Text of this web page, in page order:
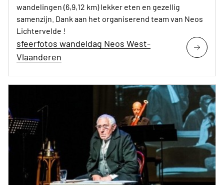
wandelingen (6,9,12 km) lekker eten en gezellig
samenzijn. Dank aan het organiserend team van Neos
Lichtervelde !
sfeerfotos wandeldag Neos West-
Vlaanderen